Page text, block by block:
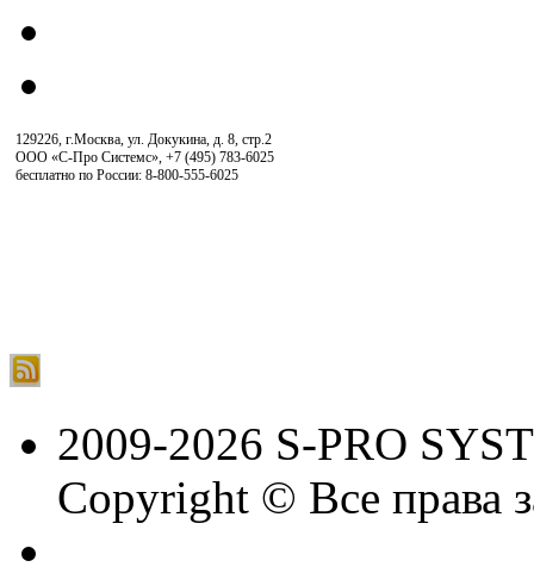
129226, г.Москва, ул. Докукина, д. 8, стр.2
ООО «С-Про Системс» +7 (495) 783-6025
бесплатно по России: 8-800-555-6025
2009-2026 S-PRO
Copyright © Все права